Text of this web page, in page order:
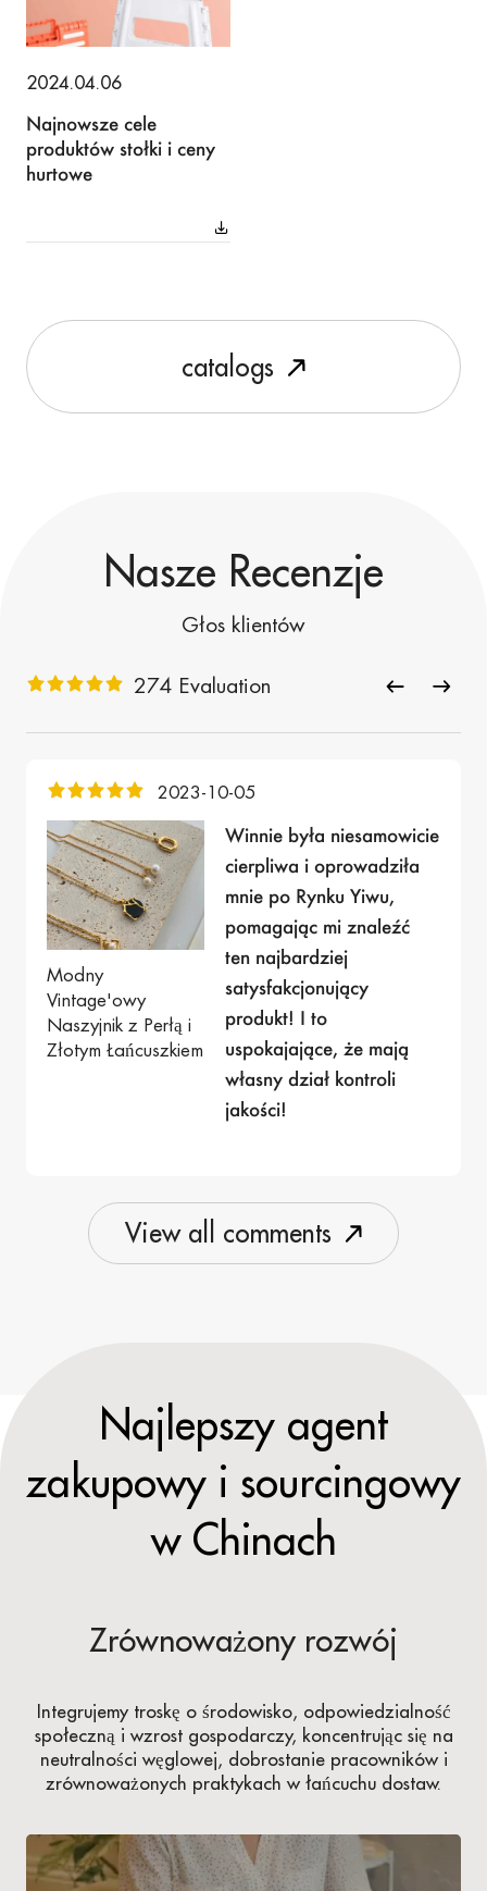
2024.04.06
Najnowsze cele
produktów stołki i ceny
hurtowe
cata ogs
Nasze Recenzje
Głos klientów
274 Evaluation
2023-10-05
Modny
Vintage'owy
Naszyjnik z Perłą i
Złotym Łańcuszkiem
Winnie była niesamowicie
cierpliwa i oprowadziła
mnie po Rynku Yiwu,
pomagając mi znaleźć
ten najbardziej
satysfakcjonujący
produkt! I to
uspokajające, że mają
własny dział kontroli
jakości!
View al comments
Najlepszy agent
zakupowy i sourcingowy
w Chinach
Zrównoważony rozwój
Integrujemy troskę o środowisko, odpowiedzialność
społeczną i wzrost gospodarczy, koncentrując się na
neutralności węglowej, dobrostanie pracowników i
zrównoważonych praktykach w łańcuchu dostaw.